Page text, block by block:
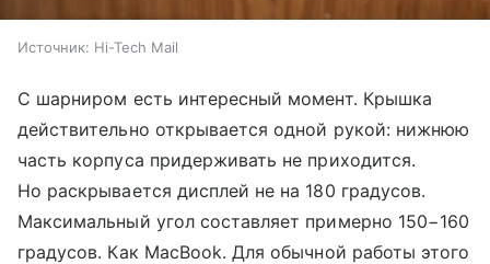
Источник: Hi-Tech Mail
С шарниром есть интересный момент. Крышка
действительно открывается одной рукой: нижнюю
часть корпуса придерживать не приходится.
Но раскрывается дисплей не на 180 градусов.
Максимальный угол составляет примерно 150−160
градусов. Как MacBook. Для обычной работы этого